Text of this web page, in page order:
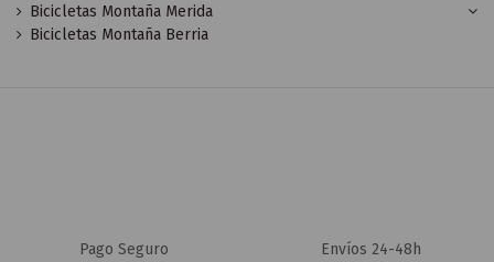
Bicicletas Montaña Merida
Bicicletas Montaña Berria
Pago Seguro Envíos 24-48h